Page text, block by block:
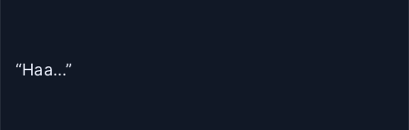
“Haa...”